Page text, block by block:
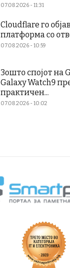
07.08.2026 - 11:31
Cloudflare го
платформа со
07.08.2026 - 10:59
Зошто спојот на
Galaxy Watch9
практичен...
07.08.2026 - 10:02